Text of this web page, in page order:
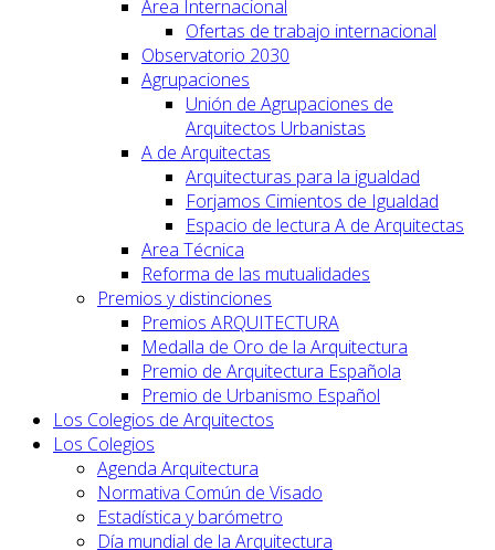
Área Internacional
Ofertas de trabajo internacional
Observatorio 2030
Agrupaciones
Unión de Agrupaciones de
Arquitectos Urbanistas
A de Arquitectas
Arquitecturas para la igualdad
Forjamos Cimientos de Igualdad
Espacio de lectura A de Arquitectas
Area Técnica
Reforma de las mutualidades
Premios y distinciones
Premios ARQUITECTURA
Medalla de Oro de la Arquitectura
Premio de Arquitectura Española
Premio de Urbanismo Español
Los Colegios de Arquitectos
Los Colegios
Agenda Arquitectura
Normativa Común de Visado
Estadística y barómetro
Día mundial de la Arquitectura